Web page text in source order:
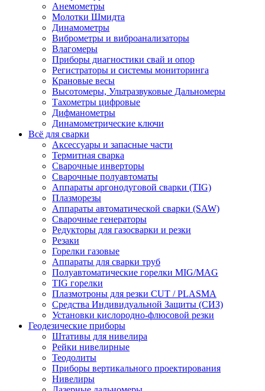
Анемометры
Молотки Шмидта
Динамометры
Виброметры и виброанализаторы
Влагомеры
Приборы диагностики свай и опор
Регистраторы и системы мониторинга
Крановые весы
Высотомеры, Ультразвуковые Дальномеры
Тахометры цифровые
Дифманометры
Динамометрические ключи
Всё для сварки
Аксессуары и запасные части
Термитная сварка
Сварочные инверторы
Сварочные полуавтоматы
Аппараты аргонодуговой сварки (TIG)
Плазморезы
Аппараты автоматической сварки (SAW)
Сварочные генераторы
Редукторы для газосварки и резки
Резаки
Горелки газовые
Аппараты для сварки труб
Полуавтоматические горелки MIG/MAG
TIG горелки
Плазмотроны для резки CUT / PLASMA
Средства Индивидуальной Защиты (СИЗ)
Установки кислородно-флюсовой резки
Геодезические приборы
Штативы для нивелира
Рейки нивелирные
Теодолиты
Приборы вертикального проектирования
Нивелиры